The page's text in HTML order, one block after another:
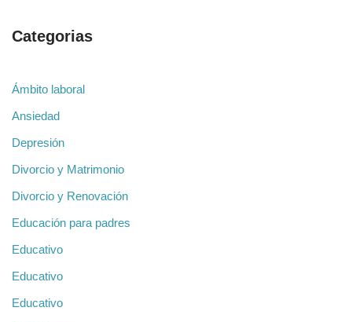
Categorias
Ámbito laboral
Ansiedad
Depresión
Divorcio y Matrimonio
Divorcio y Renovación
Educación para padres
Educativo
Educativo
Educativo